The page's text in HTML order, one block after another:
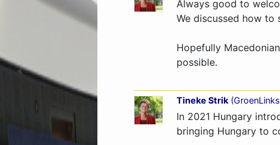
Always good to
We discussed how to
Hopefully
possible.
Tineke Strik (GroenLinks
In 2021 Hungary
bringing Hungary to